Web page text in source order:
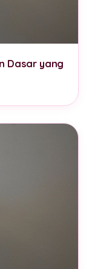
Dasar yang